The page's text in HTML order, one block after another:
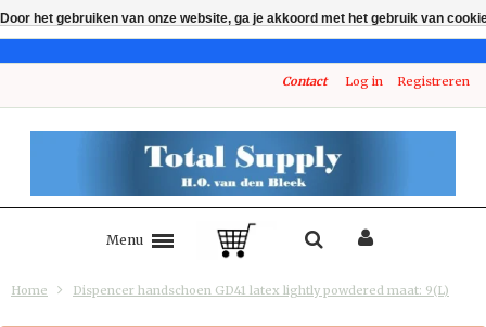
Contact Log in Registreren
Menu
Home Dispencer handschoen GD41 latex lightly powdered maat: 9(L)
Door het gebruiken van onze website, ga je akkoord met het gebruik van